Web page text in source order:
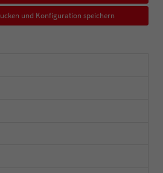
und Konfiguration speichern